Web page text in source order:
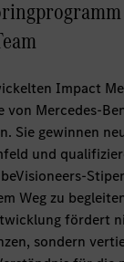
Impact
Sie gewinnen
und
Weg zu
fördert
sondern